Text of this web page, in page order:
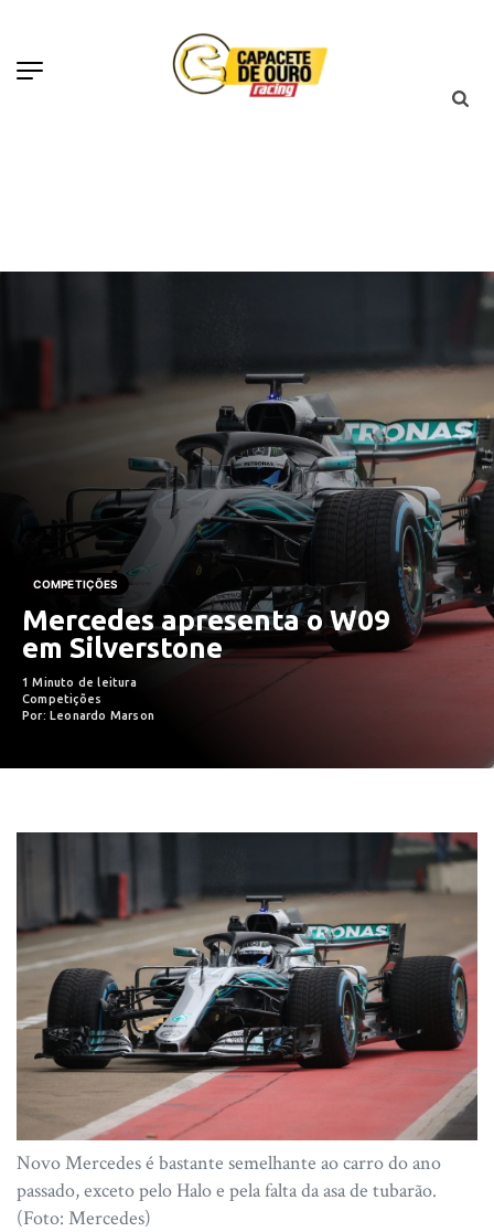
COMPETIÇÕES
Mercedes apresenta o W09
em Silverstone
1 Minuto de leitura
Competições
Por: Leonardo Marson
Novo Mercedes é bastante semelhante ao carro do ano
passado, exceto pelo Halo e pela falta da asa de tubarão.
(Foto: Mercedes)